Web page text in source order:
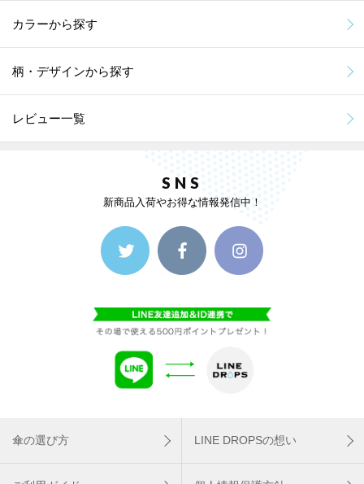
カラーから探す
柄・デザインから探す
レビュー一覧
SNS
新商品入荷やお得な情報発信中！
傘の選び方 LINE DROPSの想い